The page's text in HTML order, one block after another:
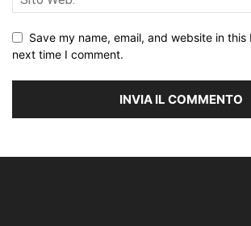
Save my name, email, and website in
next time I comment.